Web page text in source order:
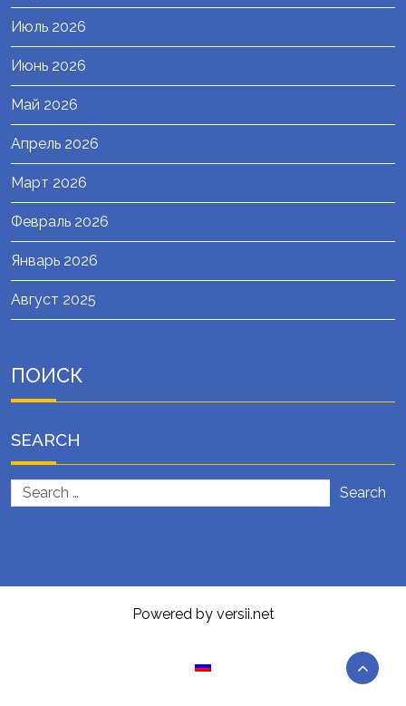
Июль 2026
Июнь 2026
Май 2026
Апрель 2026
Март 2026
Февраль 2026
Январь 2026
Август 2025
ПОИСК
SEARCH
Search
Powered by versii.net